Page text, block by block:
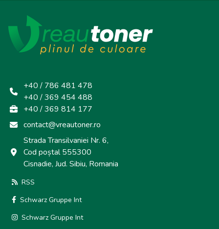
+40 / 786 481 478
+40 / 369 454 488
+40 / 369 814 177
contact@vreautoner.ro
Strada Transilvaniei Nr. 6,
Cod poștal 555300
Cisnadie, Jud. Sibiu, Romania
RSS
Schwarz Gruppe Int
Schwarz Gruppe Int